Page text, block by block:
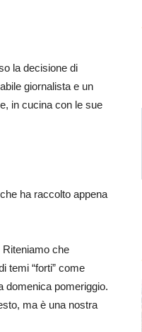
la decisione di
giornalista e un
in cucina con le sue
ha raccolto appena
che
temi “forti” come
domenica pomeriggio.
ma è una nostra